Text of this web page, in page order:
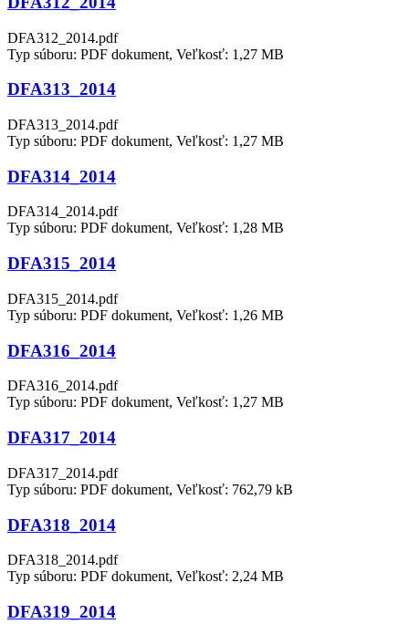
DFA312_2014.pdf
Typ súboru: PDF dokument, Veľkosť: 1,27 MB
DFA313_2014
DFA313_2014.pdf
Typ súboru: PDF dokument, Veľkosť: 1,27 MB
DFA314_2014
DFA314_2014.pdf
Typ súboru: PDF dokument, Veľkosť: 1,28 MB
DFA315_2014
DFA315_2014.pdf
Typ súboru: PDF dokument, Veľkosť: 1,26 MB
DFA316_2014
DFA316_2014.pdf
Typ súboru: PDF dokument, Veľkosť: 1,27 MB
DFA317_2014
DFA317_2014.pdf
Typ súboru: PDF dokument, Veľkosť: 762,79 kB
DFA318_2014
DFA318_2014.pdf
Typ súboru: PDF dokument, Veľkosť: 2,24 MB
DFA319_2014